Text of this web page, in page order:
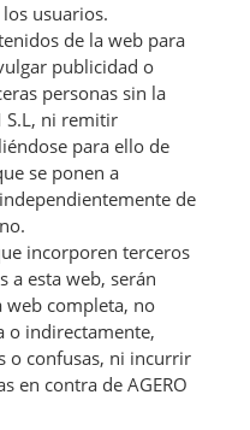
usuarios.
de la web para
publicidad o
personas sin la
S.L, ni remitir
para ello de
se ponen a
de
incorporen terceros
a esta web, serán
web completa, no
o indirectamente,
o confusas, ni incurrir
en contra de AGERO